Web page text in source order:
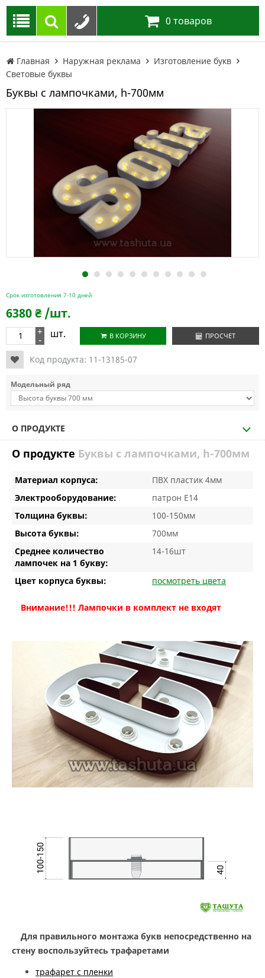
0 товаров
Главная Наружная реклама
Изготовление букв
Световые буквы
Буквы с лампочками, h-700мм
1 2 3 4 5 6 7 8 9 10 11
Срок изготовления 7-10 дней
6380₴ /шт.
+
- шт. В КОРЗИНУ ПРОСЧЕТ
Код продукта: 11-13185-07
Модельный ряд
О ПРОДУКТЕ
О продукте Буквы с лампочками, h-700мм
Материал корпуса:
ПВХ пластик 4мм
Электрооборудование:
патрон Е14
Толщина буквы:
100-150мм
Высота буквы:
700мм
Среднее количество
лампочек на 1 букву:
14-16шт
Цвет корпуса буквы: посмотреть цвета
Внимание!!! Лампочки в комплект не входят
Для правильного монтажа букв непосредственно на
стену воспользуйтесь трафаретами
трафарет с пленки